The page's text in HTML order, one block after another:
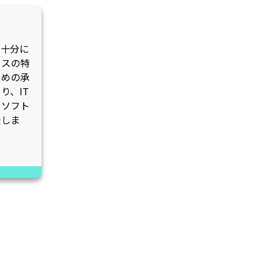
分に
の特
の承
、IT
フト
ま